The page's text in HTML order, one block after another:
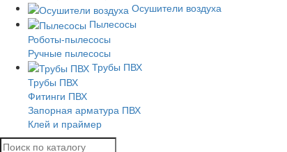
Осушители воздуха
Пылесосы
Роботы-пылесосы
Ручные пылесосы
Трубы ПВХ
Трубы ПВХ
Фитинги ПВХ
Запорная арматура ПВХ
Клей и праймер